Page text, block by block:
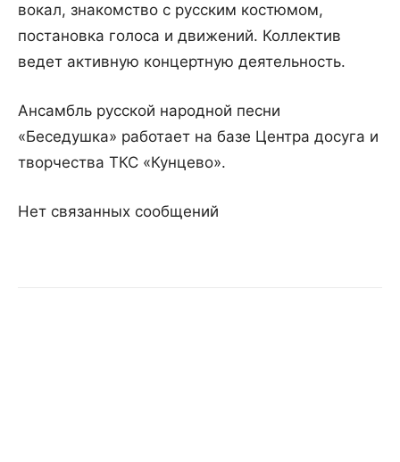
вокал, знакомство с русским костюмом,
постановка голоса и движений. Коллектив
ведет активную концертную деятельность.
Ансамбль русской народной песни
«Беседушка» работает на базе Центра досуга и
творчества ТКС «Кунцево».
Нет связанных сообщений